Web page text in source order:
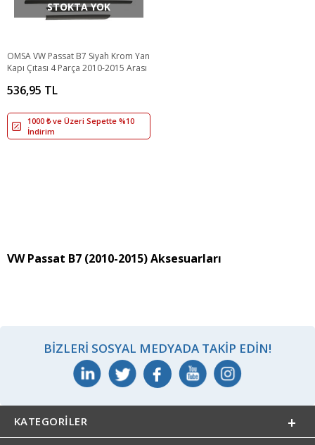
STOKTA YOK
OMSA VW Passat B7 Siyah Krom Yan
Kapı Çıtası 4 Parça 2010-2015 Arası
536,95 TL
1000 ₺ ve Üzeri Sepette %10
İndirim
VW Passat B7 (2010-2015) Aksesuarları
BIZLERI SOSYAL MEDYADA TAKIP EDIN!
KATEGORILER